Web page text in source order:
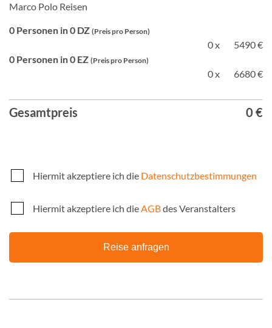
Marco Polo Reisen
0 Personen in 0 DZ (Preis pro Person)
0 x
5490 €
0 Personen in 0 EZ (Preis pro Person)
0 x 6680 €
Gesamtpreis 0 €
Hiermit akzeptiere ich die Datenschutzbestimmungen
Hiermit akzeptiere ich dieAGBdes Veranstalters
Reise anfragen